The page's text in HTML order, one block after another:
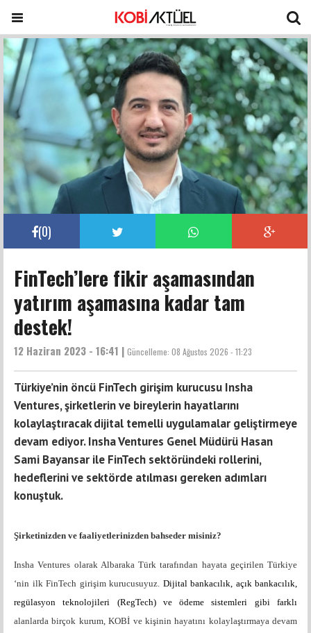
(0)
FinTech’lere fikir aşamasından
yatırım aşamasına kadar tam
destek!
12 Haziran 2023 - 16:41 | Güncelleme: 08 Ağustos 2026 - 11:23
Türkiye’nin öncü FinTech girişim kurucusu Insha
Ventures, şirketlerin ve bireylerin hayatlarını
kolaylaştıracak dijital temelli uygulamalar geliştirmeye
devam ediyor. Insha Ventures Genel Müdürü Hasan
Sami Bayansar ile FinTech sektöründeki rollerini,
hedeflerini ve sektörde atılması gereken adımları
konuştuk.
Şirketinizden ve faaliyetlerinizden bahseder misiniz?
Insha Ventures olarak Albaraka Türk tarafından hayata geçirilen Türkiye
‘nin ilk FinTech girişim kurucusuyuz. Dijital bankacılık, açık bankacılık,
regülasyon teknolojileri (RegTech) ve ödeme sistemleri gibi farklı
alanlarda birçok kurum, KOBİ ve kişinin hayatını kolaylaştırmaya devam